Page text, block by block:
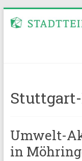
Inhalt
Umwelt-
in